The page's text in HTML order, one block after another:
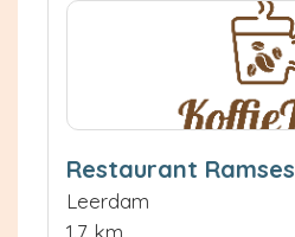
Restaurant Ramses
Leerdam
1.7 km